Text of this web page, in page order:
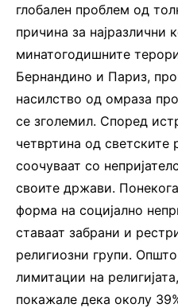
глобален проблем од
причина за најразлични
минатогодишните
Бернандино и Париз,
насилство од омраза
се зголемил. Според
четвртина од светските
соочуваат со
своите држави.
форма на социјално
ставаат забрани и
религиозни групи.
лимитации на
покажале дека околу